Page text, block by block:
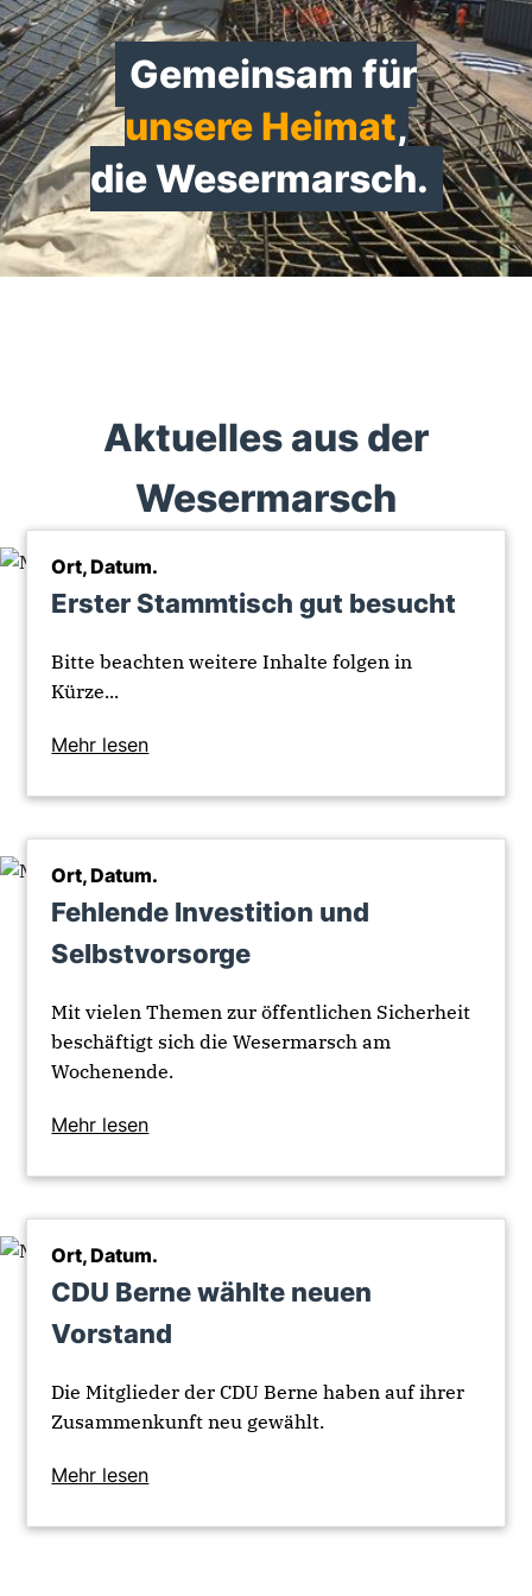
Gemeinsam für
unsere Heimat,
die Wesermarsch.
Aktuelles aus der
Wesermarsch
Ort, Datum.
Erster Stammtisch gut besucht
Bitte beachten weitere Inhalte folgen in
Kürze...
Mehr lesen
Ort, Datum.
Fehlende Investition und
Selbstvorsorge
Mit vielen Themen zur öffentlichen Sicherheit
beschäftigt sich die Wesermarsch am
Wochenende.
Mehr lesen
Ort, Datum.
CDU Berne wählte neuen
Vorstand
Die Mitglieder der CDU Berne haben auf ihrer
Zusammenkunft neu gewählt.
Mehr lesen